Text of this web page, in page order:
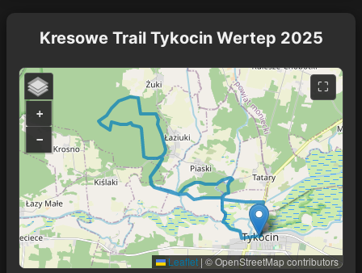
Kresowe Trail Tykocin Wertep 2025
+
−
Leaflet | © OpenStreetMap contributors